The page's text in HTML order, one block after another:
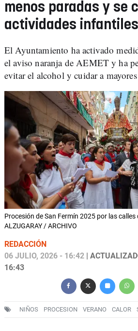
menos paradas y se
actividades infantiles
El Ayuntamiento ha activado
el aviso naranja de AEMET y ha
evitar el alcohol y cuidar a
Procesión de San Fermín 2025 por las calles
ALZUGARAY / ARCHIVO
REDACCIÓN
06 JULIO, 2026 - 16:42 |
16:43
NIÑOS PROCESION VERANO CALOR